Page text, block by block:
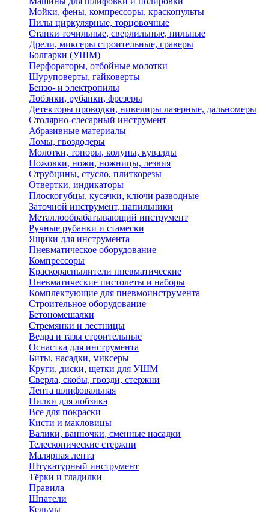
Мойки, фены, компрессоры, краскопульты
Пилы циркулярные, торцовочные
Станки точильные, сверлильные, пильные
Дрели, миксеры строительные, граверы
Болгарки (УШМ)
Перфораторы, отбойные молотки
Шуруповерты, гайковерты
Бензо- и электропилы
Лобзики, рубанки, фрезеры
Детекторы проводки, нивелиры лазерные, дальномеры
Столярно-слесарный инструмент
Абразивные материалы
Ломы, гвоздодеры
Молотки, топоры, колуны, кувалды
Ножовки, ножи, ножницы, лезвия
Струбцины, стусло, плиткорезы
Отвертки, индикаторы
Плоскогубцы, кусачки, ключи разводные
Заточной инструмент, напильники
Металлообрабатывающий инструмент
Ручные рубанки и стамески
Ящики для инструмента
Пневматическое оборудование
Компрессоры
Краскораспылители пневматические
Пневматические пистолеты и наборы
Комплектующие для пневмоинструмента
Строительное оборудование
Бетономешалки
Стремянки и лестницы
Ведра и тазы строительные
Оснастка для инструмента
Биты, насадки, миксеры
Круги, диски, щетки для УШМ
Сверла, скобы, гвозди, стержни
Лента шлифовальная
Пилки для лобзика
Все для покраски
Кисти и макловицы
Валики, ванночки, сменные насадки
Телескопические стержни
Малярная лента
Штукатурный инструмент
Тёрки и гладилки
Правила
Шпатели
Кельмы